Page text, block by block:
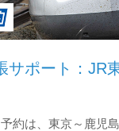
サポート：JR
約は、東京～鹿児